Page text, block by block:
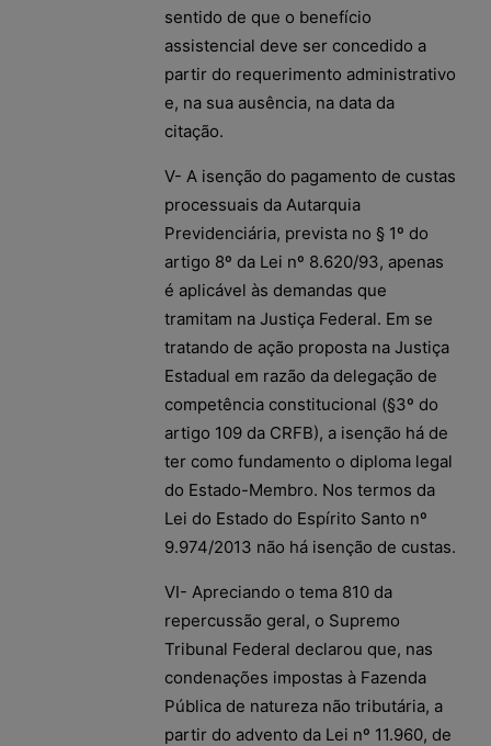
sentido de que o benefício
assistencial deve ser concedido a
partir do requerimento administrativo
e, na sua ausência, na data da
citação.
V- A isenção do pagamento de custas
processuais da Autarquia
Previdenciária, prevista no § 1º do
artigo 8º da Lei nº 8.620/93, apenas
é aplicável às demandas que
tramitam na Justiça Federal. Em se
tratando de ação proposta na Justiça
Estadual em razão da delegação de
competência constitucional (§3º do
artigo 109 da CRFB), a isenção há de
ter como fundamento o diploma legal
do Estado-Membro. Nos termos da
Lei do Estado do Espírito Santo nº
9.974/2013 não há isenção de custas.
VI- Apreciando o tema 810 da
repercussão geral, o Supremo
Tribunal Federal declarou que, nas
condenações impostas à Fazenda
Pública de natureza não tributária, a
partir do advento da Lei nº 11.960, de